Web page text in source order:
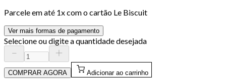
Parcele em até 1x com o cartão Le Biscuit
Ver mais formas de pagamento
Selecione ou digite a quantidade desejada
COMPRAR AGORA Adicionar ao carrinho